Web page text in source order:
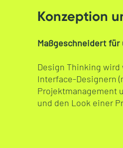
Konzeption
Maßgeschneidert für
Design Thinking
Interface-Designern
Projektmanagement
und den Look einer